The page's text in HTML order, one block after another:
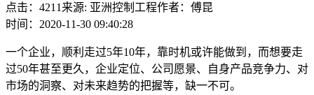
点击：4211 来源: 亚洲控制工程作者：傅昆
时间：2020-11-30 09:40:28
一个企业，顺利走过5年10年，靠时机或许能做到，而想要走
过50年甚至更久，企业定位、公司愿景、自身产品竞争力、对
市场的洞察、对未来趋势的把握等，缺一不可。